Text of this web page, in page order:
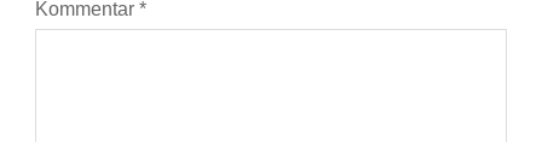
Kommentar *